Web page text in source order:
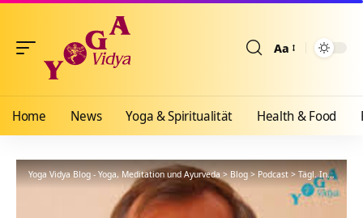
Aa
Home News Yoga & Spiritualität Health & Food
Yoga Vidya Blog - Yoga, Meditation und Ayurveda>Blog>Podcast>Tägl. Inspiration